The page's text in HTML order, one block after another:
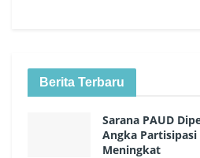
Berita Terbaru
Sarana PAUD
Angka Partisipasi
Meningkat